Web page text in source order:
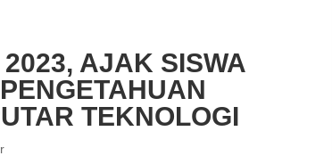
AJAK SISWA
TEKNOLOGI